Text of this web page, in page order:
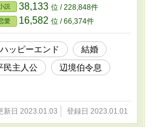
説 38,133 位 / 228,848件
愛 16,582 位 / 66,374件
ハッピーエンド
結婚
民主人公
辺境伯令息
新日 2023.01.03 登録日 2023.01.01